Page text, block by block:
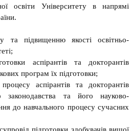
освіти Університету в напрямі
та підвищенню якості освітньо-
аспірантів та докторантів
програм їх підготовки;
аспірантів та докторантів
законодавства та його науково-
до навчального процесу сучасних